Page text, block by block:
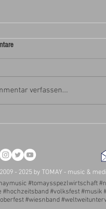
wieder geöffnet
verfassen...
- 2025 by TOMAY - music &
#tomaysspezlwirtschaft
#hochzeitsband #volksfest
#wiesnband